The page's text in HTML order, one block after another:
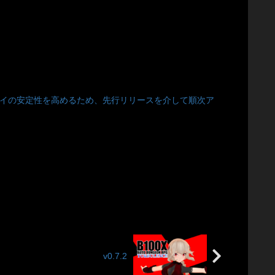
の安定性を高めるため、先行リリースを介して順次ア
v0.7.2